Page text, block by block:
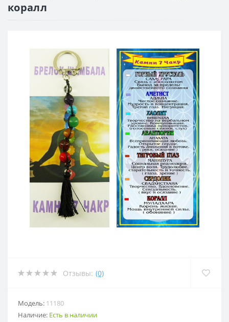
коралл
Отзывы: (0)
Модель: 11180
Наличие: Есть в наличии